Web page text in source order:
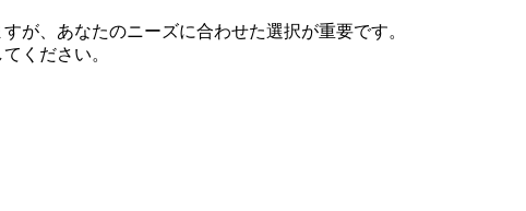
が、あなたのニーズに合わせた選択が重要です。
ください。